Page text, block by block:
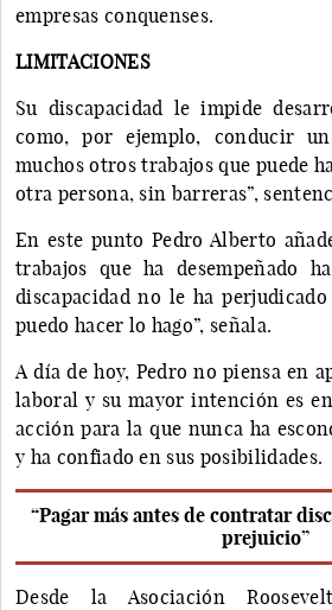
empresas conquenses.
LIMITACIONES
Su discapacidad le impide
como, por ejemplo, conducir
muchos otros trabajos que puede
otra persona, sin barreras”,
En este punto Pedro Alberto
trabajos que ha desempeñado
discapacidad no le ha
puedo hacer lo hago”, señala.
A día de hoy, Pedro no piensa en
laboral y su mayor intención es
acción para la que nunca ha
y ha confiado en sus posibilidades.
“Pagar más antes de contratar
prejuicio”
Desde la Asociación